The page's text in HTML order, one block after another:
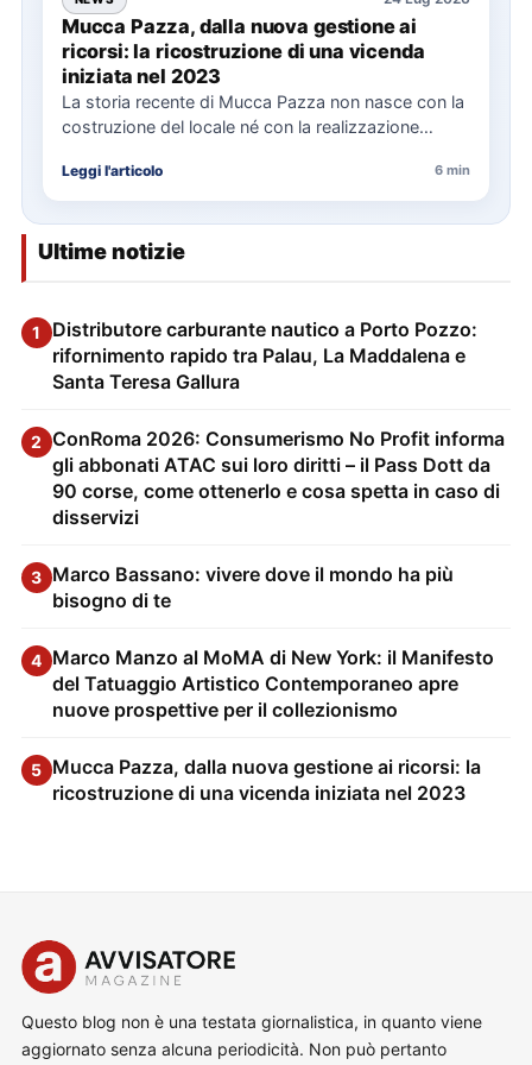
Mucca Pazza, dalla nuova gestione ai
ricorsi: la ricostruzione di una vicenda
iniziata nel 2023
La storia recente di Mucca Pazza non nasce con la
costruzione del locale né con la realizzazione
Leggi l'articolo 6 min
Ultime notizie
1
Distributore carburante nautico a Porto Pozzo:
rifornimento rapido tra Palau, La Maddalena e
Santa Teresa Gallura
2 ConRoma 2026: Consumerismo No Profit informa
gli abbonati ATAC sui loro diritti – il Pass Dott da
90 corse, come ottenerlo e cosa spetta in caso di
disservizi
3 Marco Bassano: vivere dove il mondo ha più
bisogno di te
4 Marco Manzo al MoMA di New York: il Manifesto
del Tatuaggio Artistico Contemporaneo apre
nuove prospettive per il collezionismo
5 Mucca Pazza, dalla nuova gestione ai ricorsi: la
ricostruzione di una vicenda iniziata nel 2023
Questo blog non è una testata giornalistica, in quanto viene
aggiornato senza alcuna periodicità. Non può pertanto